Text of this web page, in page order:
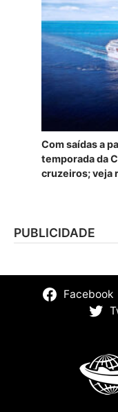
Com saídas a
temporada da
cruzeiros; veja
PUBLICIDADE
Facebook